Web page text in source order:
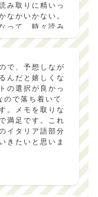
み取りに精いっ
なかいかない。
って、時々読み
ってこんなふう
そのギャップが
がら読めた。今
という点で大変
重ねていると思
Vol.3
で、予想しなが
んだと嬉しくな
の選択が良かっ
ので落ち着いて
。メモを取りな
満足です。これ
イタリア語部分
きたいと思いま